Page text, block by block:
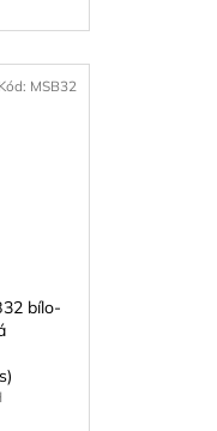
bílo-
Kód: MSB32